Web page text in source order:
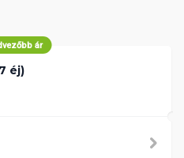
ár
éj)